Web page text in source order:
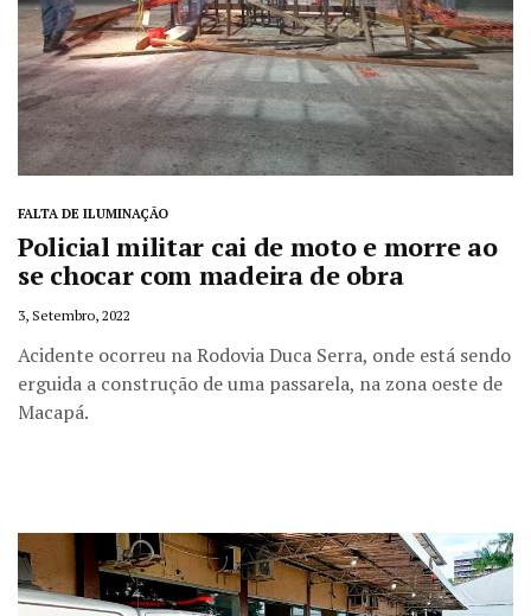
FALTA DE ILUMINAÇÃO
Policial militar cai de moto e morre ao
se chocar com madeira de obra
3, Setembro, 2022
Acidente ocorreu na Rodovia Duca Serra, onde está sendo
erguida a construção de uma passarela, na zona oeste de
Macapá.